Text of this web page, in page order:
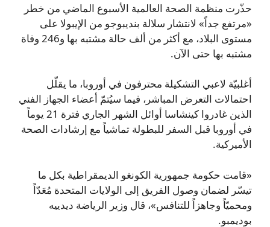
حذّرت منظمة الصحة العالمية الأسبوع الماضي من خطر
«مرتفع جداً» لانتشار سلالة بنديبوجو من الإيبولا على
مستوى البلاد، مع أكثر من ألف حالة مشتبه بها و246 وفاة
مشتبه بها حتى الآن.
أغلبيّة لاعبي التشكيلة محترفون في أوروبا، ما يقلّل
احتمالات التعرض المباشر، فيما سيُتمّ أعضاء الجهاز الفني
الذين غادروا كينشاسا أوائل الشهر الجاري فترة 21 يوماً
في أوروبا قبل السفر للبطولة تماشياً مع إرشادات الصحة
الأميركية.
«قامت حكومة جمهورية الكونغو الديمقراطية بكل ما
تيسّر لضمان وصول الفريق إلى الولايات المتحدة مُعَدّاً
ومحميّاً وجاهزاً للتنافس»، قال وزير الرياضة ديدييه
بوديمبو.